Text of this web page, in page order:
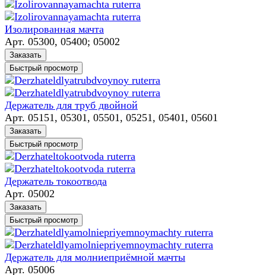
Изолированная мачта
Арт. 05300, 05400; 05002
Заказать
Быстрый просмотр
Держатель для труб двойной
Арт. 05151, 05301, 05501, 05251, 05401, 05601
Заказать
Быстрый просмотр
Держатель токоотвода
Арт. 05002
Заказать
Быстрый просмотр
Держатель для молниеприёмной мачты
Арт. 05006